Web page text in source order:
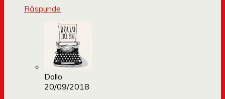
Răspunde
Dollo
20/09/2018